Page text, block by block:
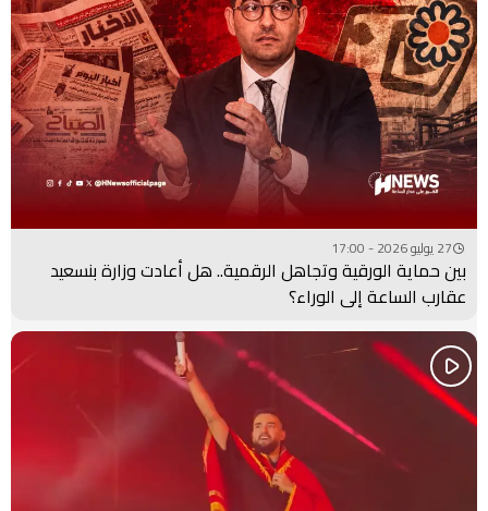
27 يوليو 2026 - 17:00
بين حماية الورقية وتجاهل الرقمية.. هل أعادت وزارة بنسعيد
عقارب الساعة إلى الوراء؟